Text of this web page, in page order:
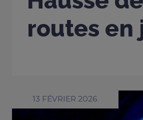
routes en
13 FÉVRIER 2026